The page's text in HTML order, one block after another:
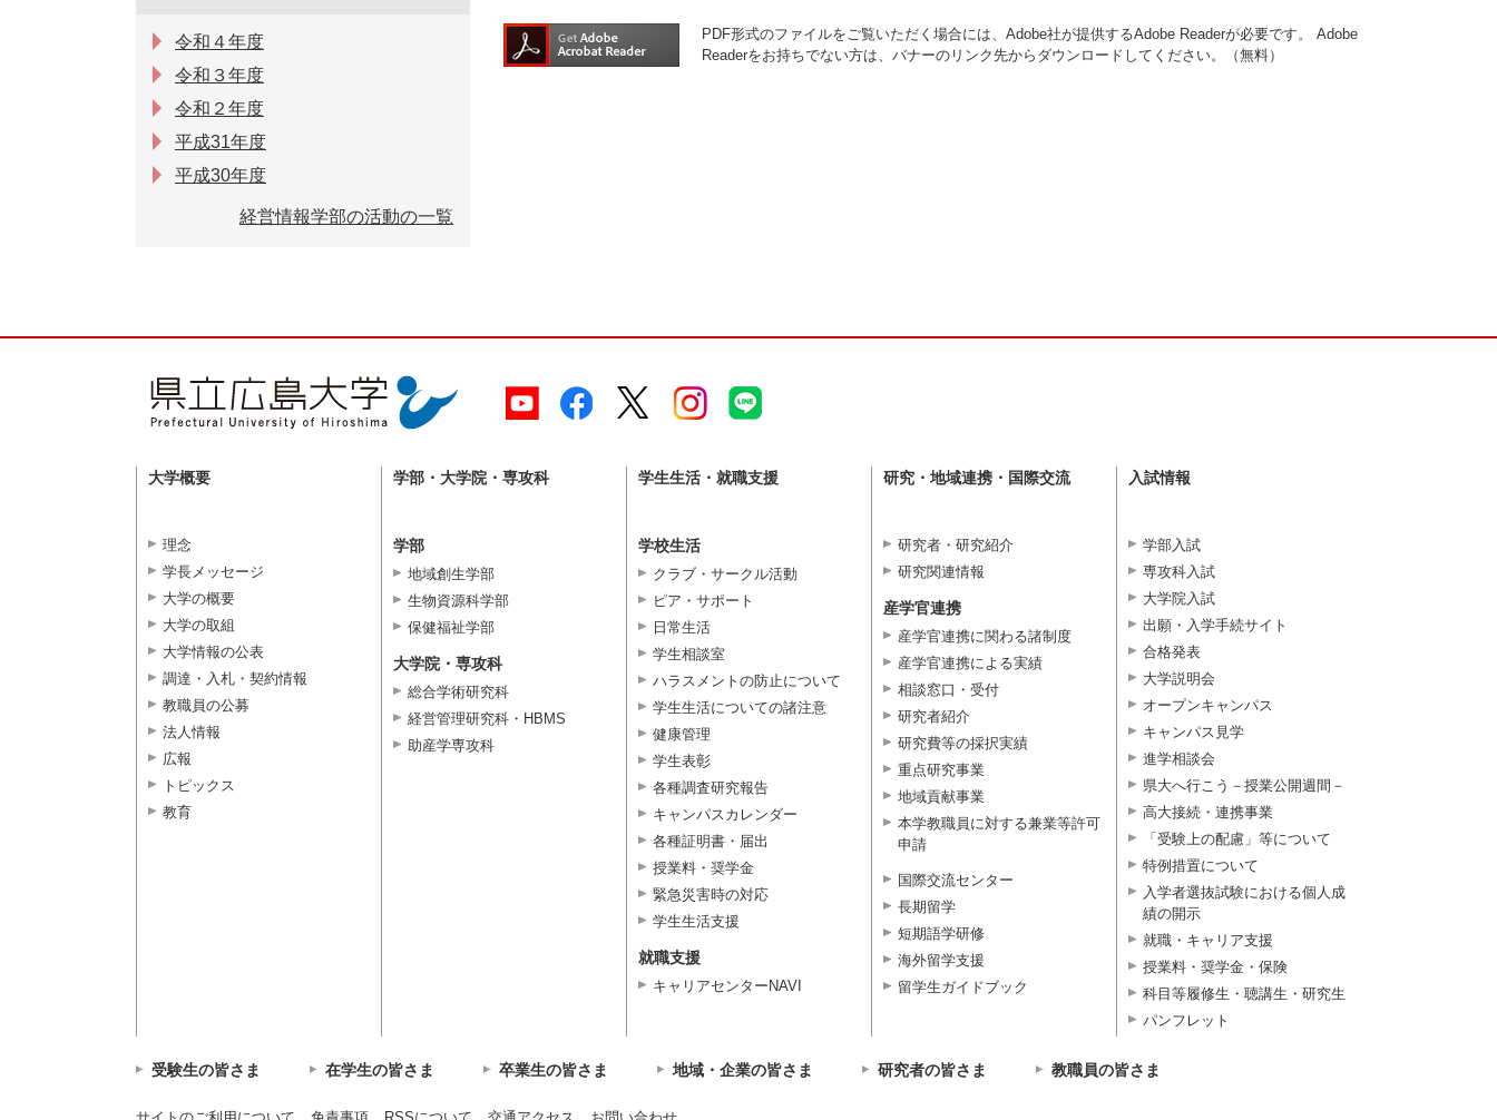
PDF形式のファイルをご覧いただく場合には、Adobe社が提供するAdobe Readerが必要です。
Adobe
Readerをお持ちでない方は、バナーのリンク先からダウンロードしてください。（無料）
令和４年度
令和３年度
令和２年度
平成31年度
平成30年度
経営情報学部の活動の一覧
大学概要
理念
学長メッセージ
大学の概要
大学の取組
大学情報の公表
調達・入札・契約情報
教職員の公募
法人情報
広報
トピックス
教育
学部・大学院・専攻科
学部
地域創生学部
生物資源科学部
保健福祉学部
大学院・専攻科
総合学術研究科
経営管理研究科・HBMS
助産学専攻科
学生生活・就職支援
学校生活
クラブ・サークル活動
ピア・サポート
日常生活
学生相談室
ハラスメントの防止について
学生生活についての諸注意
健康管理
学生表彰
各種調査研究報告
キャンパスカレンダー
各種証明書・届出
授業料・奨学金
緊急災害時の対応
学生生活支援
就職支援
キャリアセンターNAVI
研究・地域連携・国際交流
研究者・研究紹介
研究関連情報
産学官連携
産学官連携に関わる諸制度
産学官連携による実績
相談窓口・受付
研究者紹介
研究費等の採択実績
重点研究事業
地域貢献事業
本学教職員に対する兼業等許可
申請
国際交流センター
長期留学
短期語学研修
海外留学支援
留学生ガイドブック
入試情報
学部入試
専攻科入試
大学院入試
出願・入学手続サイト
合格発表
大学説明会
オープンキャンパス
キャンパス見学
進学相談会
県大へ行こう－授業公開週間－
高大接続・連携事業
「受験上の配慮」等について
特例措置について
入学者選抜試験における個人成
績の開示
就職・キャリア支援
授業料・奨学金・保険
科目等履修生・聴講生・研究生
パンフレット
受験生の皆さま 在学生の皆さま 卒業生の皆さま 地域・企業の皆さま 研究者の皆さま 教職員の皆さま